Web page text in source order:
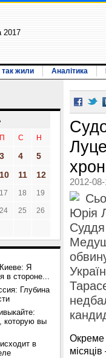
2017
жили Аналітика
П С Н
3 4
5
10 11 12
17 18 19
24 25 26
Я
в стороне...
Глубина
которую вы
в
2012-
Юрія
Окреме